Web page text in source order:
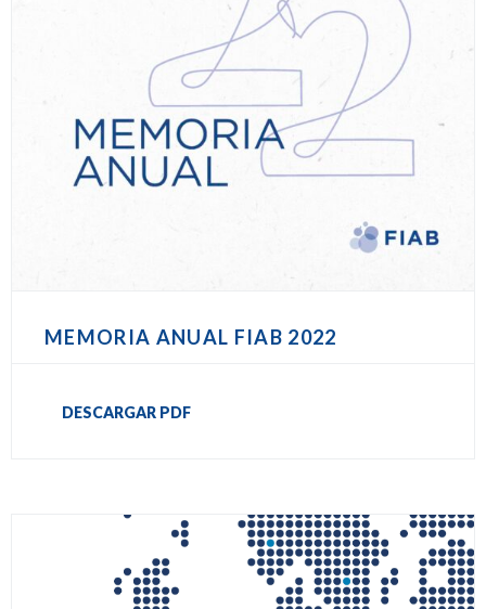
MEMORIA ANUAL FIAB 2022
DESCARGAR PDF